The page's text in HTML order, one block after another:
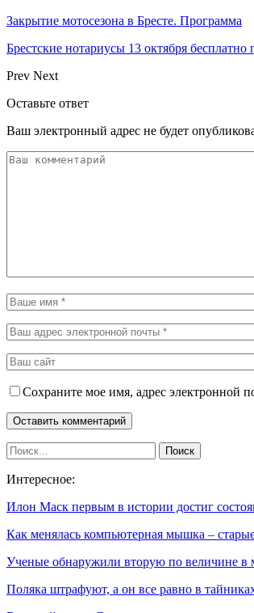
Закрытие мотосезона в Бресте. Программа
Брестские нотариусы 13 октября
Prev Next
Оставьте ответ
Ваш электронный адрес не будет
Сохраните мое имя, адрес электронной
Интересное:
Илон Маск первым в истории достиг
Как менялась компьютерная мышка –
Ученые обнаружили вторую по величине в
Поляка штрафуют, а он все равно в